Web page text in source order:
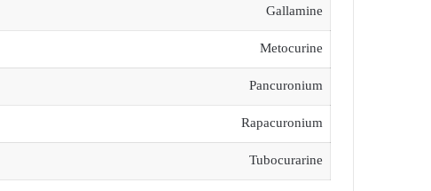
Gallamine
Metocurine
Pancuronium
Rapacuronium
Tubocurarine